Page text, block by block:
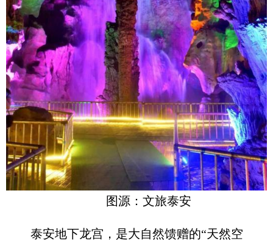
图源：文旅泰安
泰安地下龙宫，是大自然馈赠的“天然空